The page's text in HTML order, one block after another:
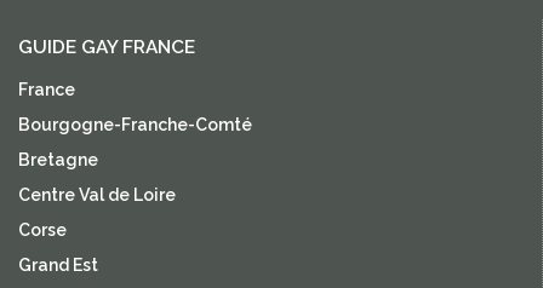
GUIDE GAY FRANCE
France
Bourgogne-Franche-Comté
Bretagne
Centre Val de Loire
Corse
Grand Est